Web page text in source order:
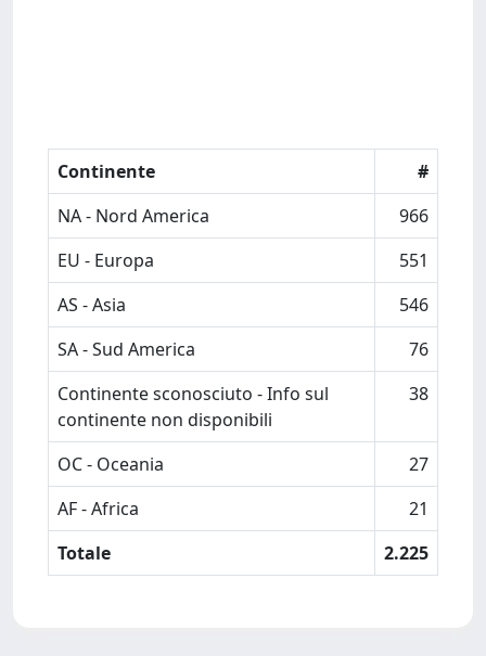
Continente
#
NA - Nord America
966
EU - Europa
551
AS - Asia
546
SA - Sud America
76
Continente sconosciuto - Info sul
continente non disponibili
38
OC - Oceania
27
AF - Africa
21
Totale
2.225